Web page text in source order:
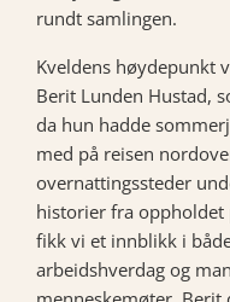
rundt samlingen.
Kveldens høydepunkt
Berit Lunden Hustad,
da hun hadde
med på reisen
overnattingssteder
historier fra
fikk vi et innblikk i
arbeidshverdag og